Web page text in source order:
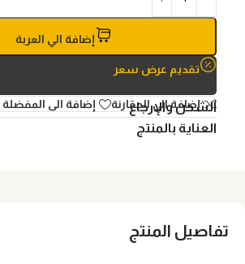
إضافة الي العربة
تقديم عرض سعر
إضافة الي المقارنة إضافة الى المفضلة
الشحن والإرجاع
العناية بالمنتج
تفاصيل المنتج